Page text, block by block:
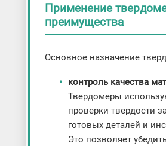
Применение
преимущества
Основное назначение
контроль качества
Твердомеры
проверки твердости
готовых деталей и
Это позволяет